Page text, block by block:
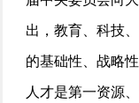
出，教育、科技
的基础性、战略
人才是第一资源